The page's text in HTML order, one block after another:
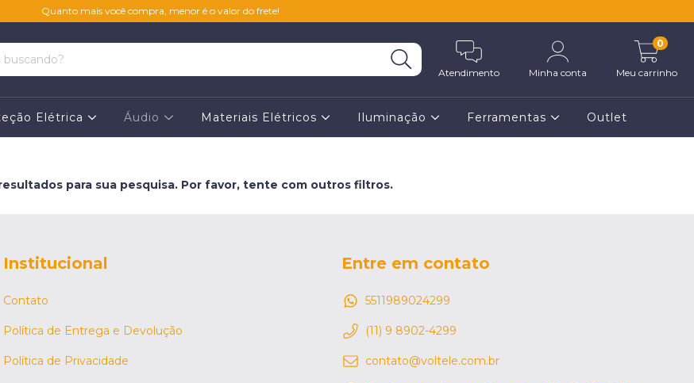
Quanto mais você compra, menor é o valor do frete!
Atendimento Minha conta Meu carrinho
0
Elétrica Áudio Materiais Elétricos Iluminação Ferramentas Outlet
para sua pesquisa. Por favor, tente com outros filtros.
Institucional
Contato
Política de Entrega e Devolução
Política de Privacidade
Entre em contato
5511989024299
(11) 9 8902-4299
contato@voltele.com.br